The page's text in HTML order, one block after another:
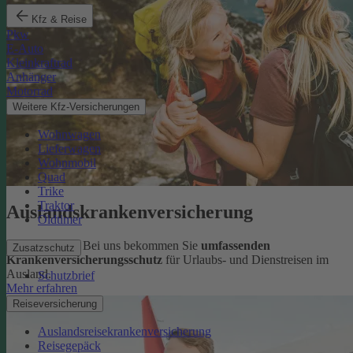
Kfz & Reise
Pkw
E-Auto
Kleinkraftrad
Anhänger
Motorrad
Weitere Kfz-Versicherungen
Wohnwagen
Lieferwagen
Wohnmobil
Quad
Trike
Traktor
Oldtimer
Zusatzschutz
Schutzbrief
Reiseversicherung
Auslandsreisekrankenversicherung
Reisegepäck
Auslandskrankenversicherung
Sorglos reisen: Bei uns bekommen Sie umfassenden
Krankenversicherungsschutz für Urlaubs- und Dienstreisen im
Ausland.
Mehr erfahren